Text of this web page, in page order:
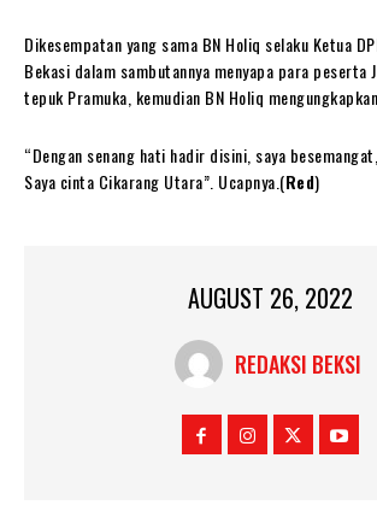
Dikesempatan yang sama BN Holiq selaku Ketua
Bekasi dalam sambutannya menyapa para peserta
tepuk Pramuka, kemudian BN Holiq
“Dengan senang hati hadir disini, saya
Saya cinta Cikarang Utara”. Ucapnya.(Red)
AUGUST 26, 2022
REDAKSI BEKSI